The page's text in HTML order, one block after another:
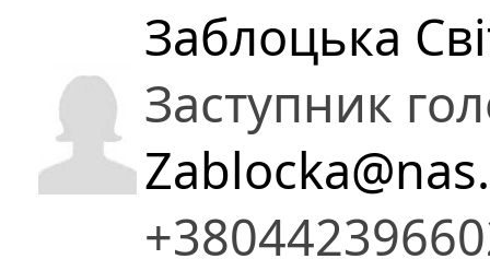
Заблоцька
Заступник